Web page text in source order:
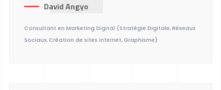
David Angyo
Consultant en Marketing Digital (Stratégie Digitale, Réseaux
Sociaux, Création de sites internet, Graphisme)